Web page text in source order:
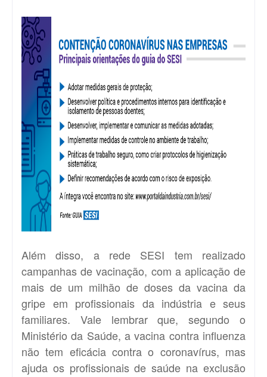
Além disso, a rede SESI tem realizado
campanhas de vacinação, com a aplicação de
mais de um milhão de doses da vacina da
gripe em profissionais da indústria e seus
familiares. Vale lembrar que, segundo o
Ministério da Saúde, a vacina contra influenza
não tem eficácia contra o coronavírus, mas
ajuda os profissionais de saúde na exclusão